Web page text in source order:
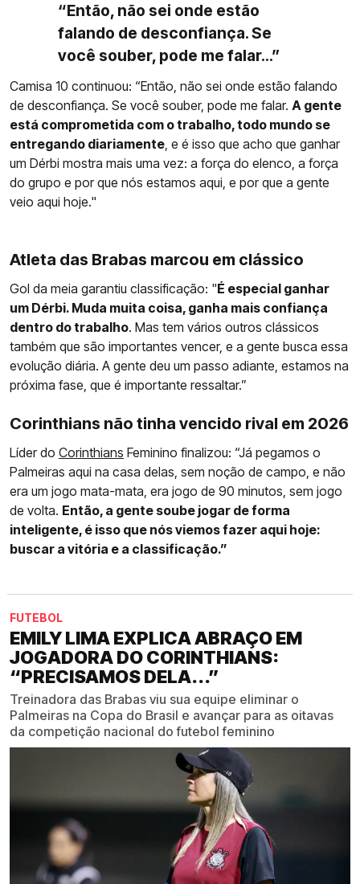
“Então, não sei onde estão
falando de desconfiança. Se
você souber, pode me falar...”
Camisa 10 continuou: “Então, não sei onde estão falando
de desconfiança. Se você souber, pode me falar. A gente
está comprometida com o trabalho, todo mundo se
entregando diariamente, e é isso que acho que ganhar
um Dérbi mostra mais uma vez: a força do elenco, a força
do grupo e por que nós estamos aqui, e por que a gente
veio aqui hoje."
Atleta das Brabas marcou em clássico
Gol da meia garantiu classificação: "É especial ganhar
um Dérbi. Muda muita coisa, ganha mais confiança
dentro do trabalho. Mas tem vários outros clássicos
também que são importantes vencer, e a gente busca essa
evolução diária. A gente deu um passo adiante, estamos na
próxima fase, que é importante ressaltar.”
Corinthians não tinha vencido rival em 2026
Líder do Corinthians Feminino finalizou: “Já pegamos o
Palmeiras aqui na casa delas, sem noção de campo, e não
era um jogo mata-mata, era jogo de 90 minutos, sem jogo
de volta. Então, a gente soube jogar de forma
inteligente, é isso que nós viemos fazer aqui hoje:
buscar a vitória e a classificação.”
FUTEBOL
EMILY LIMA EXPLICA ABRAÇO EM
JOGADORA DO CORINTHIANS:
“PRECISAMOS DELA...”
Treinadora das Brabas viu sua equipe eliminar o
Palmeiras na Copa do Brasil e avançar para as oitavas
da competição nacional do futebol feminino